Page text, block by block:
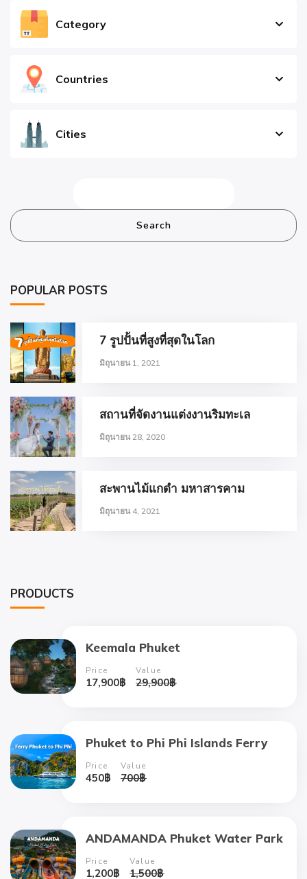
Category
Countries
Cities
Search
POPULAR POSTS
7 รูปปั้นที่สูงที่สุดในโลก
มิถุนายน 1, 2021
สถานที่จัดงานแต่งงานริมทะเล
มิถุนายน 28, 2020
สะพานไม้แกดำ มหาสารคาม
มิถุนายน 4, 2021
PRODUCTS
Keemala Phuket
Price
17,900฿
Value
29,900฿
Phuket to Phi Phi Islands Ferry
Price
450฿
Value
700฿
ANDAMANDA Phuket Water Park
Price
1,200฿
Value
1,500฿